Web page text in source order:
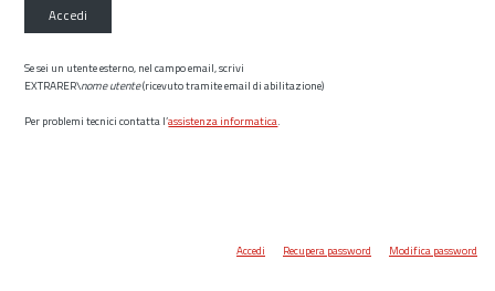
Accedi
Se sei un utente esterno, nel campo email, scrivi
EXTRARER\nome utente(ricevuto tramite email di abilitazione)
Per problemi tecnici contatta l’assistenza informatica.
Accedi Recupera password Modifica password